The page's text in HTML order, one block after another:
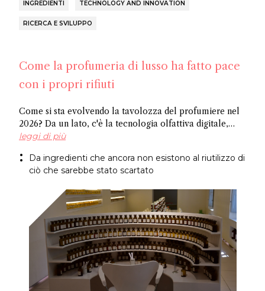
INGREDIENTI TECHNOLOGY AND INNOVATION
RICERCA E SVILUPPO
Come la profumeria di lusso ha fatto pace
con i propri rifiuti
Come si sta evolvendo la tavolozza del profumiere nel
2026? Da un lato, c'è la tecnologia olfattiva digitale,
dove l'intelligenza artificiale identifica le molecole
ricavati da ciò che l'industria normalmente scarta.
Entrambi i metodi giungono allo stesso risultato: un
leggi di più
Da ingredienti che ancora non esistono al riutilizzo di
ciò che sarebbe stato scartato